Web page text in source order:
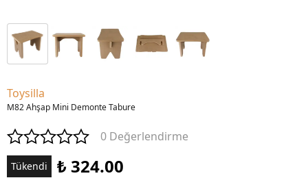
Toysilla
M82 Ahşap Mini Demonte Tabure
0 Değerlendirme
Tükendi ₺ 324.00